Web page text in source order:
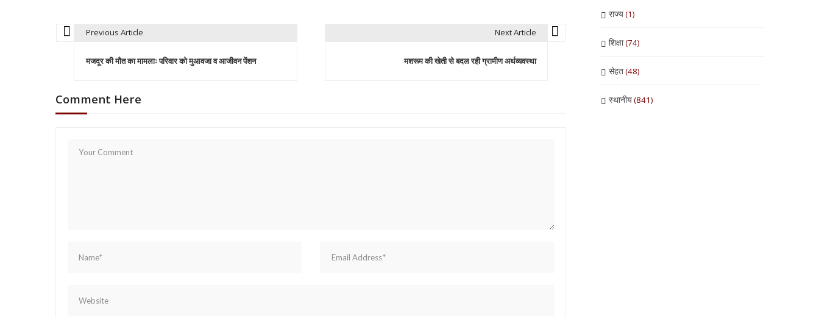
s
Previous Article
मजदूर की मौत का मामलाः परिवार को मुआवजा व आजीवन पेंशन
Next Article
मशरूम की खेती से बदल रही ग्रामीण अर्थव्यवस्था
Comment Here
राज्य(1)
शिक्षा(74)
सेहत(48)
स्थानीय(841)